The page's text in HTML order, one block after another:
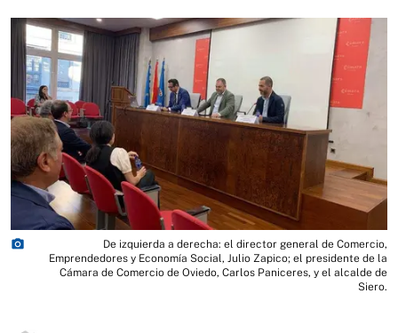
photo_camera
De izquierda a derecha: el director general de Comercio,
Emprendedores y Economía Social, Julio Zapico; el presidente de la
Cámara de Comercio de Oviedo, Carlos Paniceres, y el alcalde de
Siero.